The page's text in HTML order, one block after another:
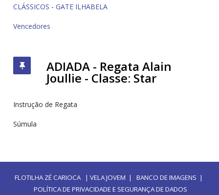
CLÁSSICOS - GATE ILHABELA
Vencedores
ADIADA - Regata Alain
Joullie - Classe: Star
Instrução de Regata
Súmula
FLOTILHA ZÉ CARIOCA| VELA JOVEM | BANCO DE IMAGENS |
POLÍTICA DE PRIVACIDADE E SEGURANÇA DE DADOS